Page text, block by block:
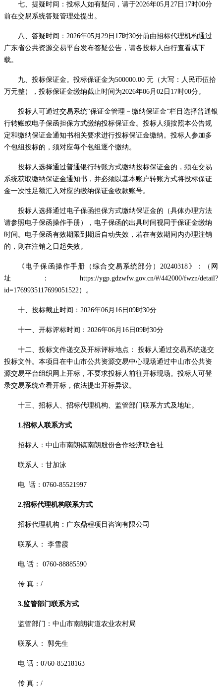
七、提疑时间：投标人如有疑问，请于2026年05月 27 日 17时00分
前在交易系统答疑管理处提出。
八、答疑时间： 2026年05月 29 日 17时30分前由招标代理机构通过
广东省公共资源交易平台发布答疑公告，请各投标人自行查看或下
载。
九、投标保证金。投标保证金为500000.00 元（大写： 人民币伍拾
万元整），投标保证金缴纳截止时间为2026年06月 02 日 17时00分。
投标人可通过交易系统“保证金管理 － 缴纳保证金”栏目选择普通银
行转账或电子保函担保方式缴纳投标保证金。投标人须按照本公告规
定和缴纳保证金通知书相关要求进行投标保证金缴纳。投标人参加多
个包组投标的，须对应每个包组逐个缴纳。
投标人选择通过普通银行转账方式缴纳投标保证金的，须在交易
系统获取缴纳保证金通知书，并必须以基本账户转账方式将投标保证
金一次性足额汇入对应的缴纳保证金收款账号。
投标人选择通过电子保函担保方式缴纳保证金的 （具体办理方法
请参照电子保函操作手册）
，电子保函的出具时间视同于保证金缴纳
时间。电子保函有效期限到期后自动失效，若在有效期间内办理注销
的，则在注销之日起失效。
《电子保函操作手册（综合交易系统部分）20240318》
：（网
址： https://ygp.gdzwfw.gov.cn/#/442000/fwzn/detail?
id=1769935117699051522） 。
十、投标截止时间： 2026年06月 16 日 09时30分
十一、开标评标时间： 2026年06月 16 日 09时30分
十二、投标文件递交及开标评标地点：
投标人通过交易系统递交
投标文件。本项目在中山市公共资源交易中心现场通过中山市公共资
源交易平台组织网上开标，不要求投标人前往开标现场。投标人可登
录交易系统查看开标，依法提出开标异议。
十三、 招标人、招标代理机构、监管部门联系方式及地址。
1.招标人联系方式
招标人： 中山市南朗镇南朗股份合作经济联合社
联系人：甘加泳
电 话： 0760-85521997
2.招标代理机构联系方式
招标代理机构：广东鼎程项目咨询有限公司
联系人： 李雪霞
电 话： 0760-88885590
传 真： /
3.监管部门联系方式
监管部门：中山市南朗街道农业农村局
联系人： 郭先生
电 话： 0760-85218163
传 真： /